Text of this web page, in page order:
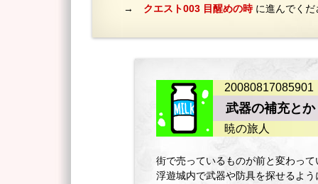
→ クエスト003 目醒めの時に進んでくだ
20080817085901
武器の補充とか
暁の旅人
街で売っているものが前と変わっ
浮遊城内で武器や防具を探せるよ